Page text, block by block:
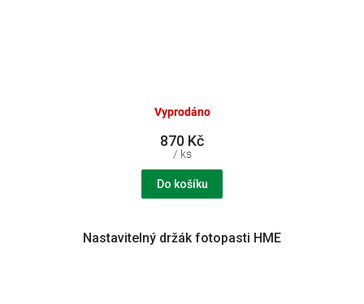
Vyprodáno
870 Kč
/ ks
Do košíku
Nastavitelný držák fotopasti HME